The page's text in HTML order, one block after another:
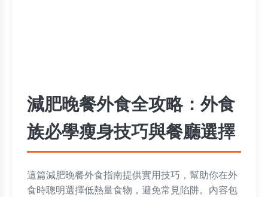
減肥晚餐外食全攻略：外食
族必學瘦身技巧與餐廳選擇
這篇減肥晚餐外食指南提供實用技巧，幫助你在外
食時聰明選擇低熱量食物，避免常見陷阱。內容包